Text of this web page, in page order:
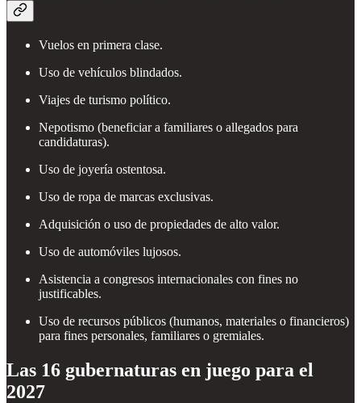
Vuelos en primera clase.
Uso de vehículos blindados.
Viajes de turismo político.
Nepotismo (beneficiar a familiares o allegados para
candidaturas).
Uso de joyería ostentosa.
Uso de ropa de marcas exclusivas.
Adquisición o uso de propiedades de alto valor.
Uso de automóviles lujosos.
Asistencia a congresos internacionales con fines no
justificables.
Uso de recursos públicos (humanos, materiales o financieros)
para fines personales, familiares o gremiales.
Las 16 gubernaturas en juego para el
2027